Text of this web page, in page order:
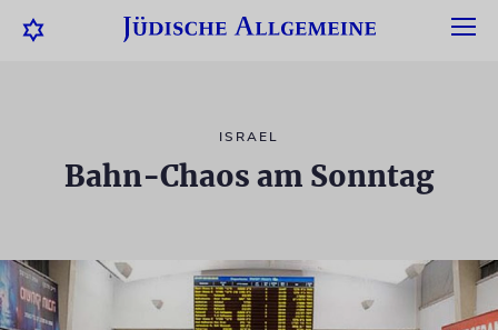
ISRAEL
Bahn-Chaos am Sonntag